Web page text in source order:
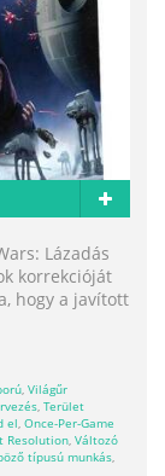
Lázadás
korrekcióját
hogy a javított
Világűr
Terület
el Once-Per-Game
Resolution Változó
típusú munkás